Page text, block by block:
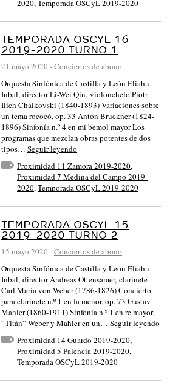
2020,Temporada OSCyL 2019-2020
TEMPORADA OSCYL 16
2019-2020 TURNO 1
21 mayo 2020 -Conciertos de abono
Orquesta Sinfónica de Castilla y León Eliahu
Inbal, director Li-Wei Qin, violonchelo Piotr
Ilich Chaikovski (1840-1893) Variaciones sobre
un tema rococó, op. 33 Anton Bruckner (1824-
1896) Sinfonía n.º 4 en mi bemol mayor Los
programas que mezclan obras potentes de dos
tipos… Seguir leyendo
Proximidad 11 Zamora 2019-2020,
Proximidad 7 Medina del Campo 2019-
2020,Temporada OSCyL 2019-2020
TEMPORADA OSCYL 15
2019-2020 TURNO 2
15 mayo 2020 -Conciertos de abono
Orquesta Sinfónica de Castilla y León Eliahu
Inbal, director Andreas Ottensamer, clarinete
Carl María von Weber (1786-1826) Concierto
para clarinete n.º 1 en fa menor, op. 73 Gustav
Mahler (1860-1911) Sinfonía n.º 1 en re mayor,
“Titán” Weber y Mahler en un… Seguir leyendo
Proximidad 14 Guardo 2019-2020,
Proximidad 5 Palencia 2019-2020,
Temporada OSCyL 2019-2020